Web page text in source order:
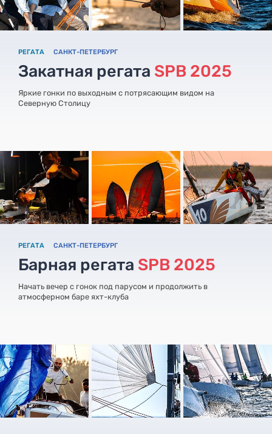
РЕГАТА САНКТ-ПЕТЕРБУРГ
Закатная регата SPB 2025
Яркие гонки по выходным с потрясающим видом на
Северную Столицу
РЕГАТА САНКТ-ПЕТЕРБУРГ
Барная регата SPB 2025
Начать вечер с гонок под парусом и продолжить в
атмосферном баре яхт-клуба